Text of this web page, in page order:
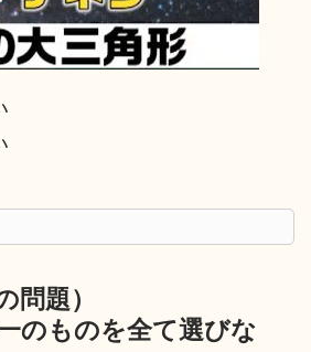
問題）
のものを全て選びな